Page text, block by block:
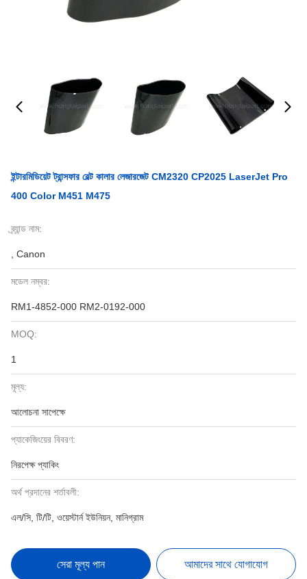
ইন্টারমিডিয়েট ট্রান্সফার বেল্ট কালার লেজারজেট CM2320 CP2025 LaserJet Pro
400 Color M451 M475
ব্র্যান্ড নাম:
, Canon
মডেল নম্বর:
RM1-4852-000 RM2-0192-000
MOQ:
1
মূল্য:
আলোচনা সাপেক্ষে
প্যাকেজিংয়ের বিবরণ:
নিরপেক্ষ প্যাকিং
অর্থ প্রদানের শর্তাবলী:
এল/সি, টি/টি, ওয়েস্টার্ন ইউনিয়ন, মানিগ্রাম
সেরা মূল্য পান আমাদের সাথে যোগাযোগ